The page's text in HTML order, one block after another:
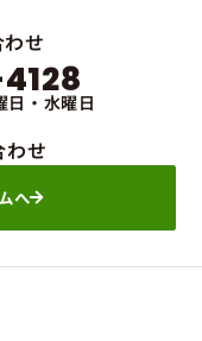
せ
・水曜日
わせ
へ